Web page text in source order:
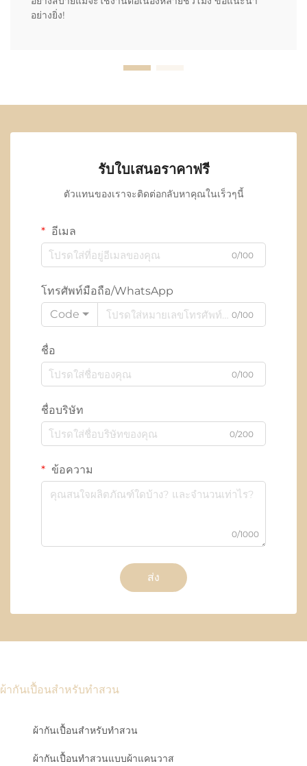
อย่างยิ่ง!
รับใบเสนอราคาฟรี
ตัวแทนของเราจะติดต่อกลับหาคุณในเร็วๆนี้
อีเมล
0/100
โทรศัพท์มือถือ/WhatsApp
Code
0/100
ชื่อ
0/100
ชื่อบริษัท
0/200
ข้อความ
0/1000
ส่ง
ผ้ากันเปื้อนสำหรับทำสวน
ผ้ากันเปื้อนสำหรับทำสวน
ผ้ากันเปื้อนทำสวนแบบผ้าแคนวาส